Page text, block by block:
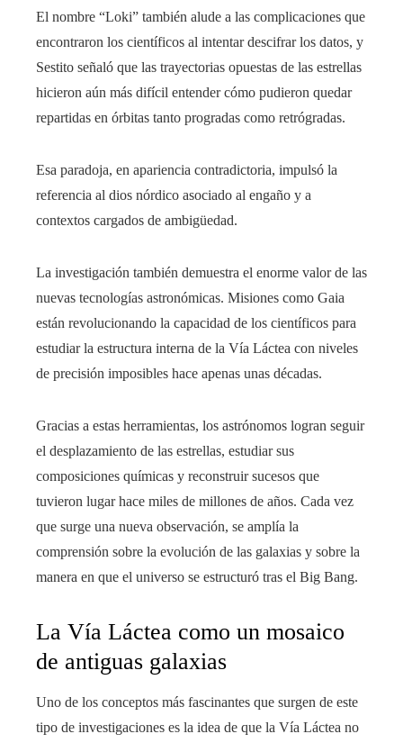
El nombre “Loki” también alude a las complicaciones que
encontraron los científicos al intentar descifrar los datos, y
Sestito señaló que las trayectorias opuestas de las estrellas
hicieron aún más difícil entender cómo pudieron quedar
repartidas en órbitas tanto progradas como retrógradas.
Esa paradoja, en apariencia contradictoria, impulsó la
referencia al dios nórdico asociado al engaño y a
contextos cargados de ambigüedad.
La investigación también demuestra el enorme valor de las
nuevas tecnologías astronómicas. Misiones como Gaia
están revolucionando la capacidad de los científicos para
estudiar la estructura interna de la Vía Láctea con niveles
de precisión imposibles hace apenas unas décadas.
Gracias a estas herramientas, los astrónomos logran seguir
el desplazamiento de las estrellas, estudiar sus
composiciones químicas y reconstruir sucesos que
tuvieron lugar hace miles de millones de años. Cada vez
que surge una nueva observación, se amplía la
comprensión sobre la evolución de las galaxias y sobre la
manera en que el universo se estructuró tras el Big Bang.
La Vía Láctea como un mosaico
de antiguas galaxias
Uno de los conceptos más fascinantes que surgen de este
tipo de investigaciones es la idea de que la Vía Láctea no